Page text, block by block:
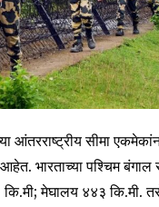
आंतरराष्ट्रीय सीमा
भारताच्या पश्चिम बंगाल
कि.मी; मेघालय ४४३ कि.मी.